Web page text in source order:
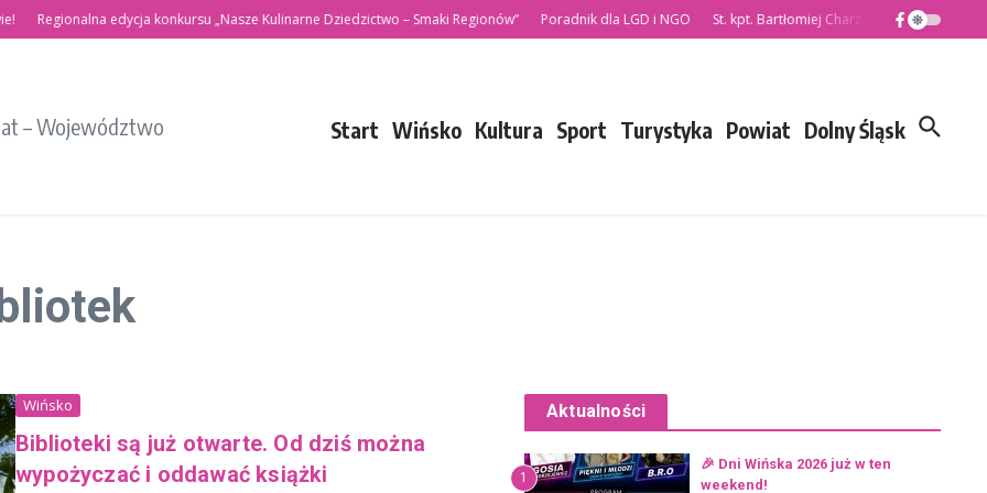
Regionalna edycja konkursu „Nasze Kulinarne Dziedzictwo – Smaki Regionów” Poradnik dla LGD i NGO St. kpt. Bartłomiej Charzewski nowym
– Województwo Start Wińsko Kultura Sport Turystyka Powiat Dolny Śląsk
Wińsko
Biblioteki są już otwarte. Od dziś można
wypożyczać i oddawać książki
Aktualności
1
🎉 Dni Wińska 2026 już w ten
weekend!